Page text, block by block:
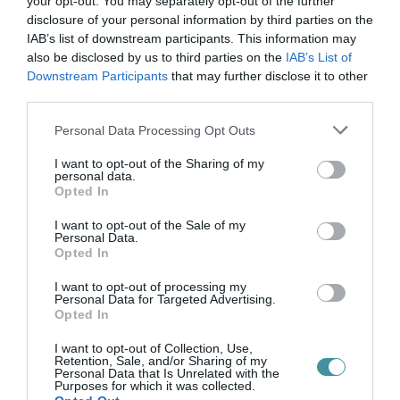
disclosure of your personal information by third parties on the
IAB’s list of downstream participants. This information may
also be disclosed by us to third parties on the IAB’s List of
Downstream Participants that may further disclose it to other
Please note that this website/app uses one or more Google
not limited to your visit or usage behaviour. You may click to
grant or deny consent to Google and its third-party tags to
use your data for below specified purposes in below Google
consent section.
Personal Data Processing Opt Outs
I want to opt-out of the Sharing of my
personal data.
Opted In
I want to opt-out of the Sale of my
Personal Data.
Opted In
I want to opt-out of processing my
Personal Data for Targeted Advertising.
Opted In
I want to opt-out of Collection, Use,
Retention, Sale, and/or Sharing of my
Personal Data that Is Unrelated with the
Purposes for which it was collected.
Legfrissebb híreink
MENTŐK IS A HELYSZÍNRE ÉRKE...
2026. augusztus 06
HÍREK A GARÁZSBÓL: CHERY TIGGO 9
PHEV LUXURY – A KÍNAI PR...
2026. augusztus 06|Barta Autó